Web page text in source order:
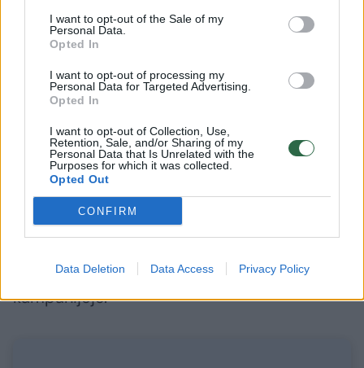
I want to opt-out of the Sale of my
Personal Data.
Opted In
I want to opt-out of processing my
Personal Data for Targeted Advertising.
Opted In
I want to opt-out of Collection, Use,
Retention, Sale, and/or Sharing of my
Personal Data that Is Unrelated with the
Purposes for which it was collected.
Opted Out
CONFIRM
Data Deletion Data Access Privacy Policy
anksčiau sakė manantis, kad vaivorykštės
koalicija, kai dirbti reikės labai skirtingų
pažiūrų partijoms, gali būti neišvengiama, ir
didelių iššūkių dėl to neįžvelgia.
PortaloLrytaskalbinti politikos ekspertai
pastebi, kad šįkart apie potencialią
valdančiąją daugumą apskritai kalbama
gerokai per anksti, bet viena yra akivaizdu –
prezidentai dalyvauja Seimo rinkimų
kampanijoje.